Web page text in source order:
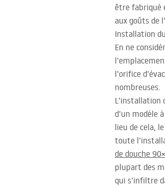
être fabriqué
aux goûts de
Installation
En ne
l’orifice
nombreuses.
L’installation
d’un modèle
lieu de cela,
toute
de douche
plupart des
qui s’infiltre